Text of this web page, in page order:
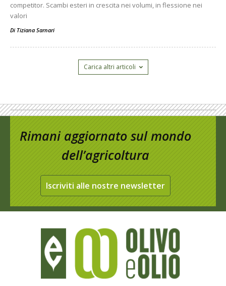
competitor. Scambi esteri in crescita nei volumi, in flessione nei
valori
Di Tiziana Sarnari
Carica altri articoli
Rimani aggiornato sul mondo
dell’agricoltura
Iscriviti alle nostre newsletter